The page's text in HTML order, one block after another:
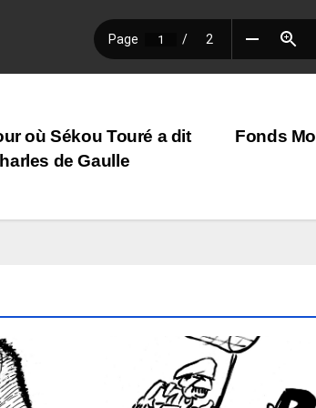
Fonds
où Sékou Touré a dit
de Gaulle